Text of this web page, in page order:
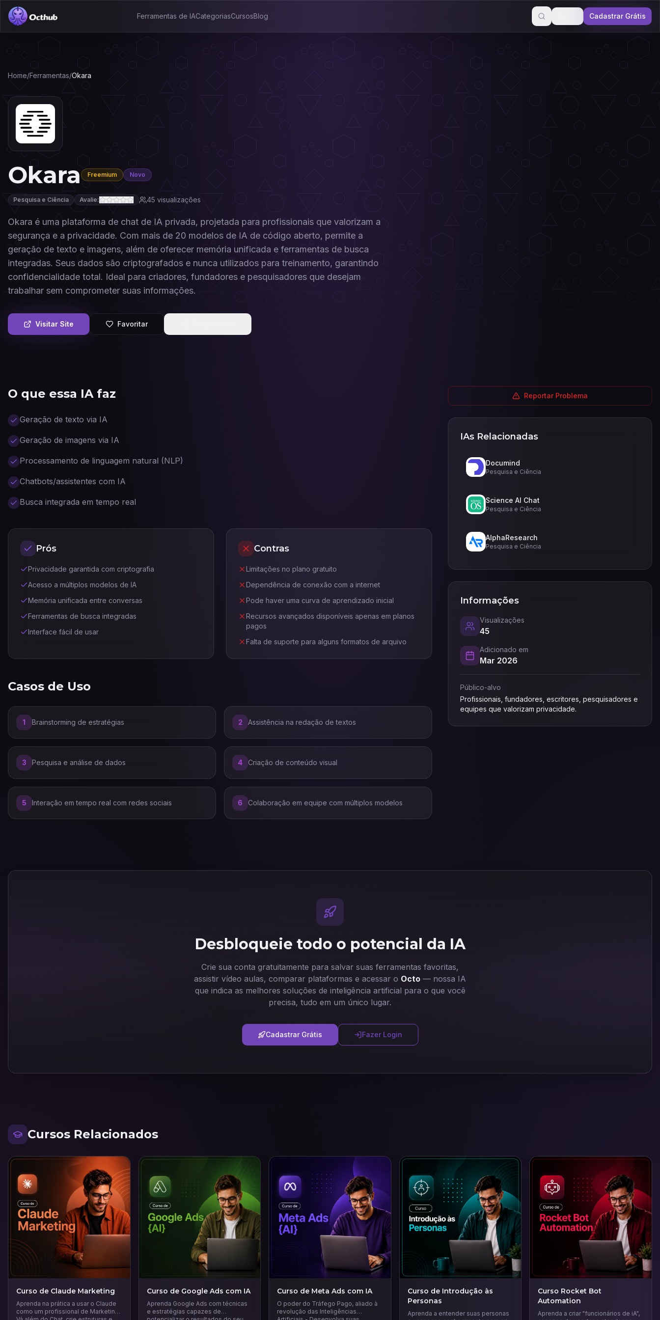
Ferramentas de IACategoriasCursosBlog Cadastrar Grátis
Home/Ferramentas/Okara
Okara Freemium Novo
Pesquisa e Ciência Avalie: 45 visualizações
Okara é uma plataforma de chat de IA privada, projetada para profissionais que valorizam a
segurança e a privacidade. Com mais de 20 modelos de IA de código aberto, permite a
geração de texto e imagens, além de oferecer memória unificada e ferramentas de busca
integradas. Seus dados são criptografados e nunca utilizados para treinamento, garantindo
confidencialidade total. Ideal para criadores, fundadores e pesquisadores que desejam
trabalhar sem comprometer suas informações.
Visitar Site Favoritar
O que essa IA faz
Geração de texto via IA
Geração de imagens via IA
Processamento de linguagem natural (NLP)
Chatbots/assistentes com IA
Busca integrada em tempo real
Prós
Privacidade garantida com criptografia
Acesso a múltiplos modelos de IA
Memória unificada entre conversas
Ferramentas de busca integradas
Interface fácil de usar
Contras
Limitações no plano gratuito
Dependência de conexão com a internet
Pode haver uma curva de aprendizado inicial
Recursos avançados disponíveis apenas em planos
pagos
Falta de suporte para alguns formatos de arquivo
Casos de Uso
1 Brainstorming de estratégias 2 Assistência na redação de textos
3 Pesquisa e análise de dados 4 Criação de conteúdo visual
5 Interação em tempo real com redes sociais 6 Colaboração em equipe com múltiplos modelos
Reportar Problema
IAs Relacionadas
Documind
Pesquisa e Ciência
Science AI Chat
Pesquisa e Ciência
AlphaResearch
Pesquisa e Ciência
Informações
Visualizações
45
Adicionado em
Mar 2026
Público-alvo
Profissionais, fundadores, escritores, pesquisadores e
equipes que valorizam privacidade.
Desbloqueie todo o potencial da IA
Crie sua conta gratuitamente para salvar suas ferramentas favoritas,
assistir vídeo aulas, comparar plataformas e acessar o Octo — nossa IA
que indica as melhores soluções de inteligência artificial para o que você
precisa, tudo em um único lugar.
Cadastrar Grátis Fazer Login
Cursos Relacionados
Curso de Claude Marketing
Aprenda na prática a usar o Claude
como um profissional de Marketing.
Curso de Google Ads com IA
Aprenda Google Ads com técnicas
e estratégias capazes de
Curso de Meta Ads com IA
O poder do Tráfego Pago, aliado à
revolução das Inteligências
Curso de Introdução às
Personas
Aprenda a entender suas personas
Curso Rocket Bot
Automation
Aprenda a criar "funcionários de iA",